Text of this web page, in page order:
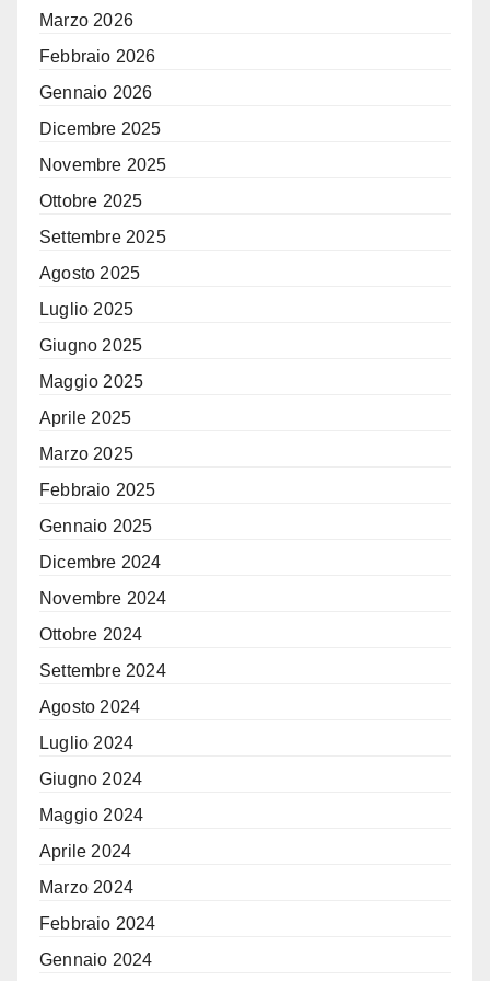
Marzo 2026
Febbraio 2026
Gennaio 2026
Dicembre 2025
Novembre 2025
Ottobre 2025
Settembre 2025
Agosto 2025
Luglio 2025
Giugno 2025
Maggio 2025
Aprile 2025
Marzo 2025
Febbraio 2025
Gennaio 2025
Dicembre 2024
Novembre 2024
Ottobre 2024
Settembre 2024
Agosto 2024
Luglio 2024
Giugno 2024
Maggio 2024
Aprile 2024
Marzo 2024
Febbraio 2024
Gennaio 2024